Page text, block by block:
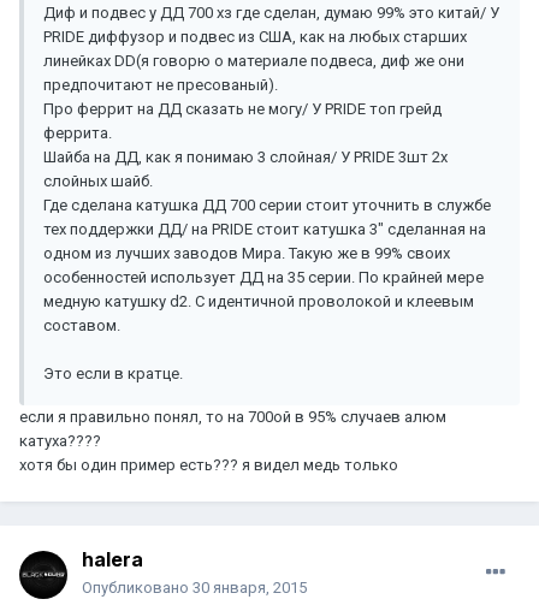
Диф и подвес у ДД 700 хз где сделан, думаю 99% это китай/ У
PRIDE диффузор и подвес из США, как на любых старших
линейках DD(я говорю о материале подвеса, диф же они
предпочитают не пресованый).
Про феррит на ДД сказать не могу/ У PRIDE топ грейд
феррита.
Шайба на ДД, как я понимаю 3 слойная/ У PRIDE 3шт 2х
слойных шайб.
Где сделана катушка ДД 700 серии стоит уточнить в службе
тех поддержки ДД/ на PRIDE стоит катушка 3" сделанная на
одном из лучших заводов Мира. Такую же в 99% своих
особенностей использует ДД на 35 серии. По крайней мере
медную катушку d2. С идентичной проволокой и клеевым
составом.
Это если в кратце.
если я правильно понял, то на 700ой в 95% случаев алюм
катуха????
хотя бы один пример есть??? я видел медь только
halera
Опубликовано 30 января, 2015